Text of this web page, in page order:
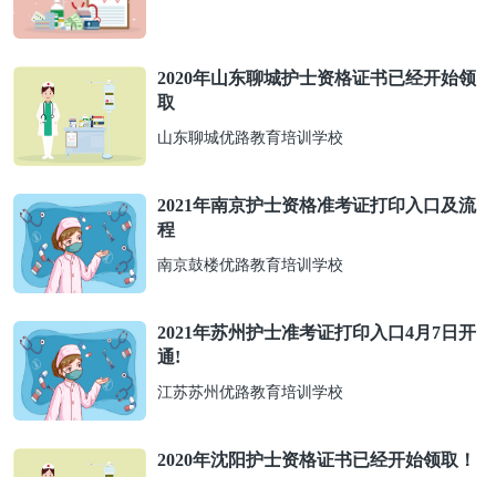
2020年山东聊城护士资格证书已经开始领
取
山东聊城优路教育培训学校
2021年南京护士资格准考证打印入口及流
程
南京鼓楼优路教育培训学校
2021年苏州护士准考证打印入口4月7日开
通!
江苏苏州优路教育培训学校
2020年沈阳护士资格证书已经开始领取！